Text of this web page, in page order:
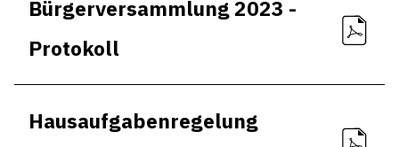
Bürgerversammlung 2023 -
Protokoll
Hausaufgabenregelung